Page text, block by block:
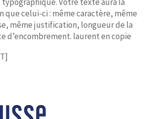
que celui-ci : même caractère, même
même justification, longueur de la
d’encombrement. laurent en copie